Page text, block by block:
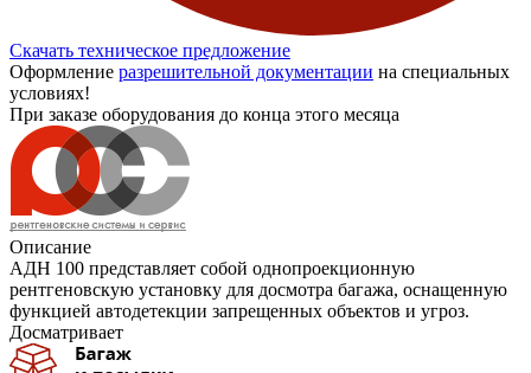
Скачать техническое предложение
Оформление разрешительной документации на специальных
условиях!
При заказе оборудования до конца этого месяца
Описание
АДН 100 представляет собой однопроекционную
рентгеновскую установку для досмотра багажа, оснащенную
функцией автодетекции запрещенных объектов и угроз.
Досматривает